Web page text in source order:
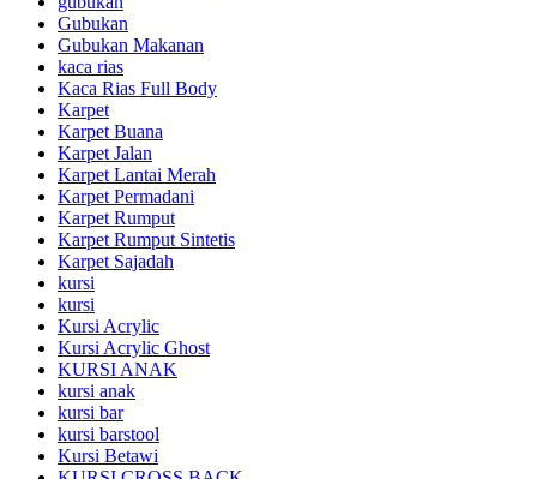
Gubukan
Gubukan Makanan
kaca rias
Kaca Rias Full Body
Karpet
Karpet Buana
Karpet Jalan
Karpet Lantai Merah
Karpet Permadani
Karpet Rumput
Karpet Rumput Sintetis
Karpet Sajadah
kursi
kursi
Kursi Acrylic
Kursi Acrylic Ghost
KURSI ANAK
kursi anak
kursi bar
kursi barstool
Kursi Betawi